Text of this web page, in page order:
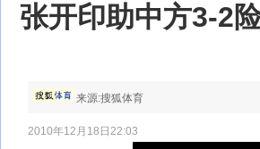
张开印助中方3-2
来源:搜狐体育
2010年12月18日22:03